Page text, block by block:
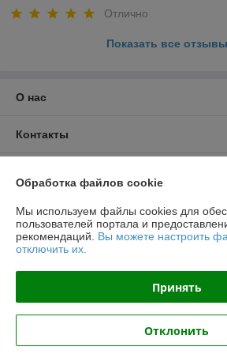
Отлично
Показать все отзывы
О нас
Контакты
График работы
Полная версия сайта
Политика обработки cookies
Сайт создан на платформе Deal.by
Обработка файлов cookie
Мы используем файлы cookies для
пользователей портала и
рекомендаций. Вы можете настроить
отключить их.
Принять
Отклонить